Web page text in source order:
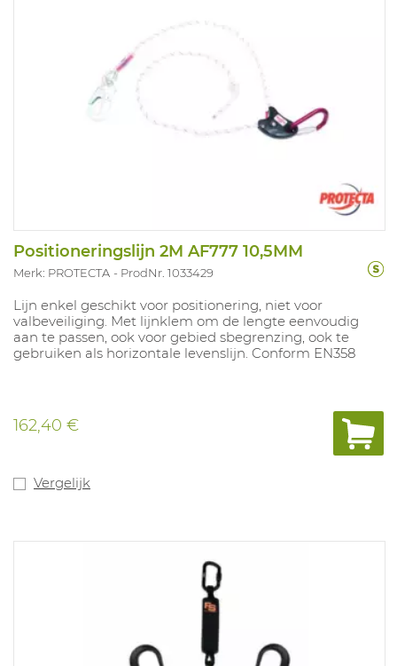
Positioneringslijn 2M AF777 10,5MM
Merk: PROTECTA ProdNr. 1033429
Lijn enkel geschikt voor positionering, niet voor
valbeveiliging. Met lijnklem om de lengte eenvoudig
aan te passen, ook voor gebied sbegrenzing, ook te
gebruiken als horizontale levenslijn. Conform EN358
162,40 €
Vergelijk